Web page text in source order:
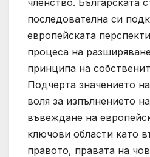
последователна си
европейската
процеса на
принципа на
Подчерта значението
воля за изпълнението
въвеждане на
ключови области като
правото, правата на